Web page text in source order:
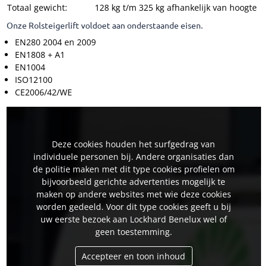
Totaal gewicht:
128 kg t/m 325 kg afhankelijk van hoogte
Onze Rolsteigerlift voldoet aan onderstaande eisen.
EN280 2004 en 2009
EN1808 + A1
EN1004
ISO12100
CE2006/42/WE
Deze cookies houden het surfgedrag van
individuele personen bij. Andere organisaties dan
de politie maken met dit type cookies profielen om
bijvoorbeeld gerichte advertenties mogelijk te
maken op andere websites met wie deze cookies
worden gedeeld. Voor dit type cookies geeft u bij
uw eerste bezoek aan Lockhard Benelux wel of
geen toestemming.
Accepteer en toon inhoud